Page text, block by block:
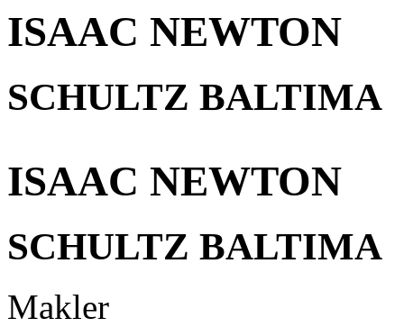
ISAAC NEWTON
SCHULTZ BALTIMA
ISAAC NEWTON
SCHULTZ BALTIMA
Makler